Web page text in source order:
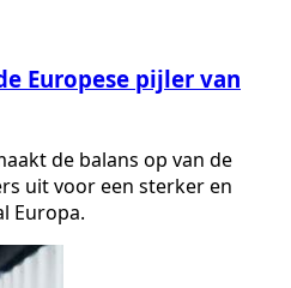
Europese pijler van
de balans op van de
uit voor een sterker en
Europa.